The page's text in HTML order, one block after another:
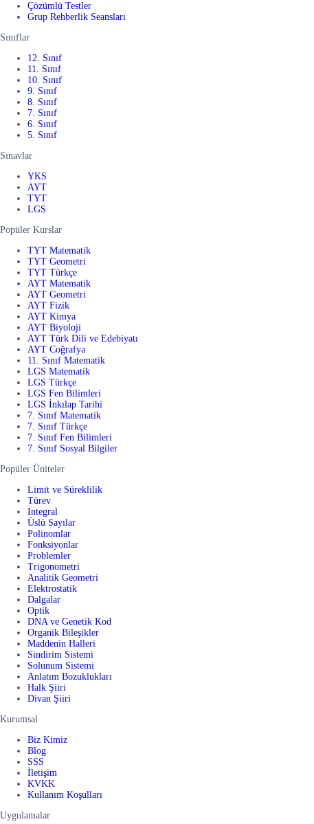
Çözümlü Testler
Grup Rehberlik Seansları
Sınıflar
12. Sınıf
11. Sınıf
10. Sınıf
9. Sınıf
8. Sınıf
7. Sınıf
6. Sınıf
5. Sınıf
Sınavlar
YKS
AYT
TYT
LGS
Popüler Kurslar
TYT Matematik
TYT Geometri
TYT Türkçe
AYT Matematik
AYT Geometri
AYT Fizik
AYT Kimya
AYT Biyoloji
AYT Türk Dili ve Edebiyatı
AYT Coğrafya
11. Sınıf Matematik
LGS Matematik
LGS Türkçe
LGS Fen Bilimleri
LGS İnkılap Tarihi
7. Sınıf Matematik
7. Sınıf Türkçe
7. Sınıf Fen Bilimleri
7. Sınıf Sosyal Bilgiler
Popüler Üniteler
Limit ve Süreklilik
Türev
İntegral
Üslü Sayılar
Polinomlar
Fonksiyonlar
Problemler
Trigonometri
Analitik Geometri
Elektrostatik
Dalgalar
Optik
DNA ve Genetik Kod
Organik Bileşikler
Maddenin Halleri
Sindirim Sistemi
Solunum Sistemi
Anlatım Bozuklukları
Halk Şiiri
Divan Şiiri
Kurumsal
Biz Kimiz
Blog
SSS
İletişim
KVKK
Kullanım Koşulları
Uygulamalar